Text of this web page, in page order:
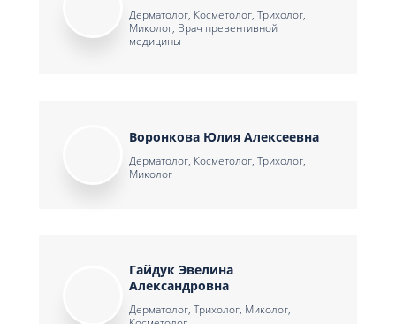
Дерматолог, Косметолог, Трихолог,
Миколог, Врач превентивной
медицины
Воронкова Юлия Алексеевна
Дерматолог, Косметолог, Трихолог,
Миколог
Гайдук Эвелина
Александровна
Дерматолог, Трихолог, Миколог,